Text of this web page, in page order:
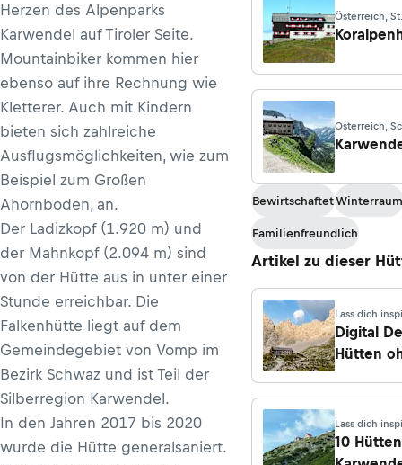
Herzen des Alpenparks
Karwendel auf Tiroler Seite.
Mountainbiker kommen hier
ebenso auf ihre Rechnung wie
Kletterer. Auch mit Kindern
bieten sich zahlreiche
Ausflugsmöglichkeiten, wie zum
Beispiel zum Großen
Ahornboden, an.
Der Ladizkopf (1.920 m) und
der Mahnkopf (2.094 m) sind
von der Hütte aus in unter einer
Stunde erreichbar. Die
Falkenhütte liegt auf dem
Gemeindegebiet von Vomp im
Bezirk Schwaz und ist Teil der
Silberregion Karwendel.
In den Jahren 2017 bis 2020
wurde die Hütte generalsaniert.
Österreich,
Österreich,
BewirtschaftetWinterraum
Familienfreundlich
Artikel zu dieser
Lass dich
Digital
Hütten
Lass dich
10